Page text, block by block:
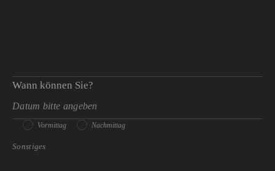
Wann können Sie?
Vormittag Nachmittag